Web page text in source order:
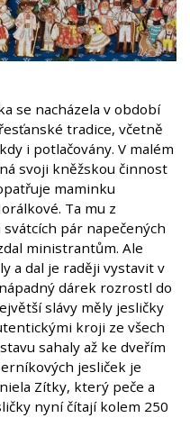
se nacházela v období
tradice, včetně
i potlačovány. V malém
svoji kněžskou činnost
maminku
Ta mu z
pár napečených
ministrantům. Ale
a dal je raději vystavit v
dárek rozrostl do
slávy měly jesličky
kroji ze všech
sahaly až ke dveřím
jesliček je
Zítky, který peče a
nyní čítají kolem 250